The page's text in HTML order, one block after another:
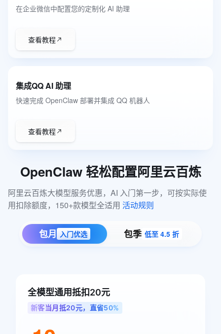
在企业微信中配置您的定制化 AI 助理
查看教程
集成QQ AI 助理
快速完成 OpenClaw 部署并集成 QQ 机器人
查看教程
OpenClaw 轻松配置阿里云百炼
阿里云百炼大模型服务优惠，AI 入门第一步，可按实际使
用扣除额度，150+款模型全适用 活动规则
包月 入门优选 包季 低至 4.5 折
全模型通用抵扣20元
新客当月抵20元，直省50%